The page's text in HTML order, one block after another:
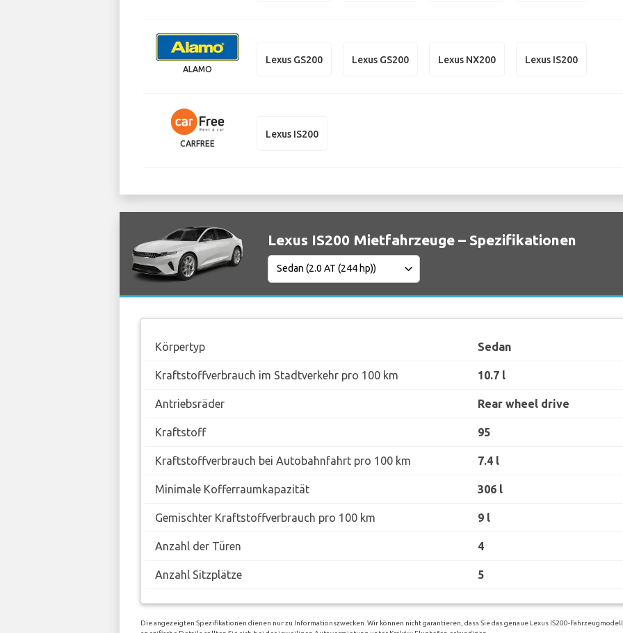
ALAMO
Lexus GS200 Lexus GS200 Lexus NX200 Lexus IS200
CARFREE
Lexus IS200
Lexus IS200 Mietfahrzeuge – Spezifikationen
Körpertyp Sedan
Kraftstoffverbrauch im Stadtverkehr pro 100 km 10.7 l
Antriebsräder Rear wheel drive
Kraftstoff 95
Kraftstoffverbrauch bei Autobahnfahrt pro 100 km 7.4 l
Minimale Kofferraumkapazität 306 l
Gemischter Kraftstoffverbrauch pro 100 km 9 l
Anzahl der Türen 4
Anzahl Sitzplätze 5
Die angezeigten Spezifikationen dienen nur zu Informationszwecken. Wir können nicht garantieren, dass Sie das genaue Lexus IS200-